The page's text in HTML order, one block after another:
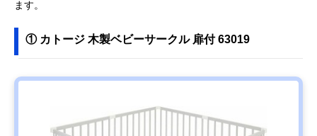
ます。
① カトージ 木製ベビーサークル 扉付 63019